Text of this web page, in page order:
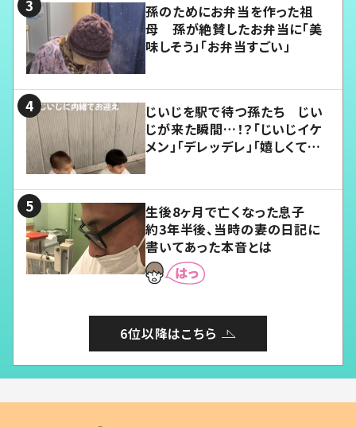
孫のためにお弁当を作った祖
母 孫が絶賛したお弁当に「美
味しそう」「お弁当すごい」
じいじを駅で待つ孫たち じい
じが来た瞬間…！？「じいじイケ
メン」「デレッデレ」「嬉しくて可
生後8ヶ月で亡くなった息子
約3年半後、当時の妻の日記に
書いてあった本音とは
6位以降はこちら